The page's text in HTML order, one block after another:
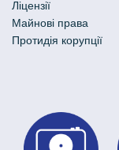
Ліцензії
Майнові права
Протидія корупції